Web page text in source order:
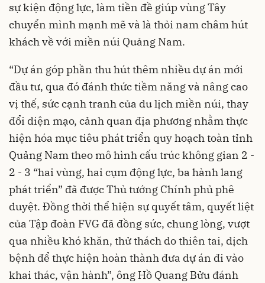
sự kiện động lực, làm tiền đề giúp vùng Tây
chuyển mình mạnh mẽ và là thỏi nam châm hút
khách về với miền núi Quảng Nam.
“Dự án góp phần thu hút thêm nhiều dự án mới
đầu tư, qua đó đánh thức tiềm năng và nâng cao
vị thế, sức cạnh tranh của du lịch miền núi, thay
đổi diện mạo, cảnh quan địa phương nhằm thực
hiện hóa mục tiêu phát triển quy hoạch toàn tỉnh
Quảng Nam theo mô hình cấu trúc không gian 2 -
2 - 3 “hai vùng, hai cụm động lực, ba hành lang
phát triển” đã được Thủ tướng Chính phủ phê
duyệt. Đồng thời thể hiện sự quyết tâm, quyết liệt
của Tập đoàn FVG đã đồng sức, chung lòng, vượt
qua nhiều khó khăn, thử thách do thiên tai, dịch
bệnh để thực hiện hoàn thành đưa dự án đi vào
khai thác, vận hành”, ông Hồ Quang Bửu đánh